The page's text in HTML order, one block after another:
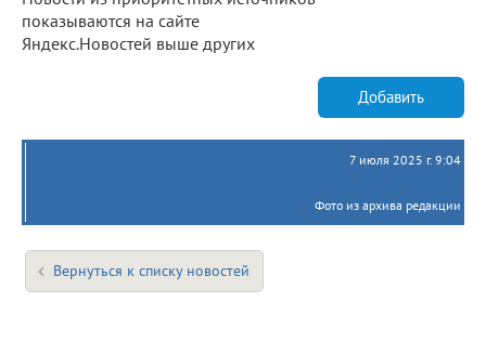
показываются на сайте
Яндекс.Новостей выше других
Добавить
7 июля 2025 г. 9:04
Фото из архива редакции
Вернуться к списку новостей